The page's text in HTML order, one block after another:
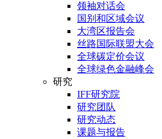
领袖对话会
国别和区域会议
大湾区报告会
丝路国际联盟大会
全球碳定价会议
全球绿色金融峰会
研究
IFF研究院
研究团队
研究动态
课题与报告